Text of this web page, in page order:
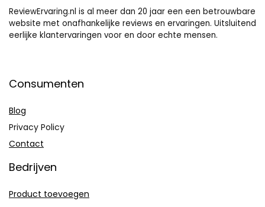
ReviewErvaring.nl is al meer dan 20 jaar een een betrouwbare
website met onafhankelijke reviews en ervaringen. Uitsluitend
eerlijke klantervaringen voor en door echte mensen.
Consumenten
Blog
Privacy Policy
Contact
Bedrijven
Product toevoegen